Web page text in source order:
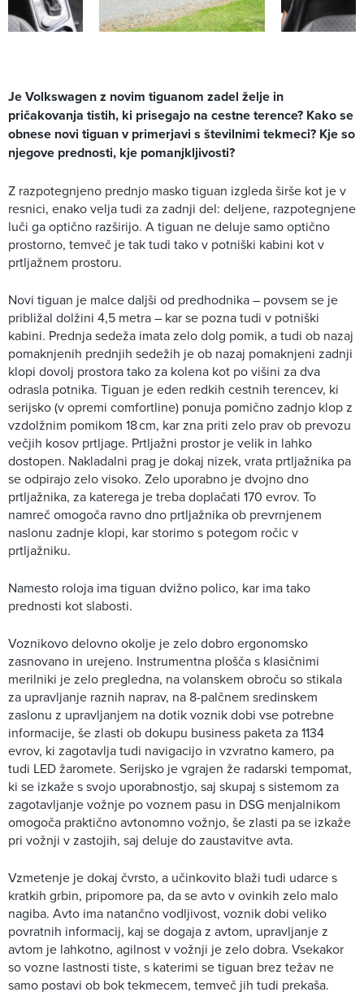
Je Volkswagen z novim tiguanom zadel želje in
pričakovanja tistih, ki prisegajo na cestne terence? Kako se
obnese novi tiguan v primerjavi s številnimi tekmeci? Kje so
njegove prednosti, kje pomanjkljivosti?
Z razpotegnjeno prednjo masko tiguan izgleda širše kot je v
resnici, enako velja tudi za zadnji del: deljene, razpotegnjene
luči ga optično razširijo. A tiguan ne deluje samo optično
prostorno, temveč je tak tudi tako v potniški kabini kot v
prtljažnem prostoru.
Novi tiguan je malce daljši od predhodnika – povsem se je
približal dolžini 4,5 metra – kar se pozna tudi v potniški
kabini. Prednja sedeža imata zelo dolg pomik, a tudi ob nazaj
pomaknjenih prednjih sedežih je ob nazaj pomaknjeni zadnji
klopi dovolj prostora tako za kolena kot po višini za dva
odrasla potnika. Tiguan je eden redkih cestnih terencev, ki
serijsko (v opremi comfortline) ponuja pomično zadnjo klop z
vzdolžnim pomikom 18 cm, kar zna priti zelo prav ob prevozu
večjih kosov prtljage. Prtljažni prostor je velik in lahko
dostopen. Nakladalni prag je dokaj nizek, vrata prtljažnika pa
se odpirajo zelo visoko. Zelo uporabno je dvojno dno
prtljažnika, za katerega je treba doplačati 170 evrov. To
namreč omogoča ravno dno prtljažnika ob prevrnjenem
naslonu zadnje klopi, kar storimo s potegom ročic v
prtljažniku.
Namesto roloja ima tiguan dvižno polico, kar ima tako
prednosti kot slabosti.
Voznikovo delovno okolje je zelo dobro ergonomsko
zasnovano in urejeno. Instrumentna plošča s klasičnimi
merilniki je zelo pregledna, na volanskem obroču so stikala
za upravljanje raznih naprav, na 8-palčnem sredinskem
zaslonu z upravljanjem na dotik voznik dobi vse potrebne
informacije, še zlasti ob dokupu business paketa za 1134
evrov, ki zagotavlja tudi navigacijo in vzvratno kamero, pa
tudi LED žaromete. Serijsko je vgrajen že radarski tempomat,
ki se izkaže s svojo uporabnostjo, saj skupaj s sistemom za
zagotavljanje vožnje po voznem pasu in DSG menjalnikom
omogoča praktično avtonomno vožnjo, še zlasti pa se izkaže
pri vožnji v zastojih, saj deluje do zaustavitve avta.
Vzmetenje je dokaj čvrsto, a učinkovito blaži tudi udarce s
kratkih grbin, pripomore pa, da se avto v ovinkih zelo malo
nagiba. Avto ima natančno vodljivost, voznik dobi veliko
povratnih informacij, kaj se dogaja z avtom, upravljanje z
avtom je lahkotno, agilnost v vožnji je zelo dobra. Vsekakor
so vozne lastnosti tiste, s katerimi se tiguan brez težav ne
samo postavi ob bok tekmecem, temveč jih tudi prekaša.